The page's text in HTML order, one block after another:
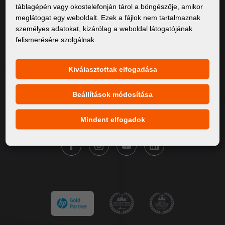
Rólunk
Termékek
Márkáink
Kapcsolat
KÖVESSE A FORTUNA DIGITAL GROUP
táblagépén vagy okostelefonján tárol a böngészője, amikor
meglátogat egy weboldalt. Ezek a fájlok nem tartalmaznak
személyes adatokat, kizárólag a weboldal látogatójának
felismerésére szolgálnak.
Kiválasztottak elfogadása
Beállítások módosítása
Mindent elfogadok